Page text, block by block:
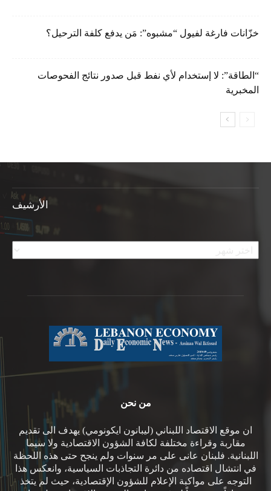
خزّانات فارغة لفيول “مشبوه”: مَن يدفع كلفة الترحيل؟
“الطاقة”: لا إستخدام لأي نفط قبل صدور نتائج الفحوصات
المخبرية
الأرشيف
الأرشيف
من نحن
ان موقع الاقتصاد اللبناني (ليبانون ايكونومي) يهدف الى تقديم
مقاربة وقراءة مختلفة لكافة الشؤون الاقتصادية ولا سيما
اللبنانية. فلبنان عانى على مر سنوات ولم ينجح حتى هذه اللحظة
في انتشال اقتصاده من دائرة التجاذبات السياسية، وانعكس هذا
التوجه على مواكبة الإعلام للشؤون الإقتصادية، حيث لم يتخذ